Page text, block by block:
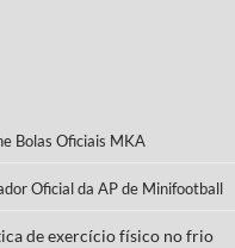
Bolas Oficiais MKA
Oficial da AP de Minifootball
de exercício físico no frio